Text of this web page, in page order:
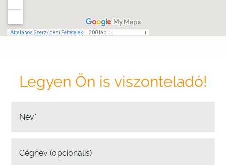
Legyen Ön is viszonteladó!